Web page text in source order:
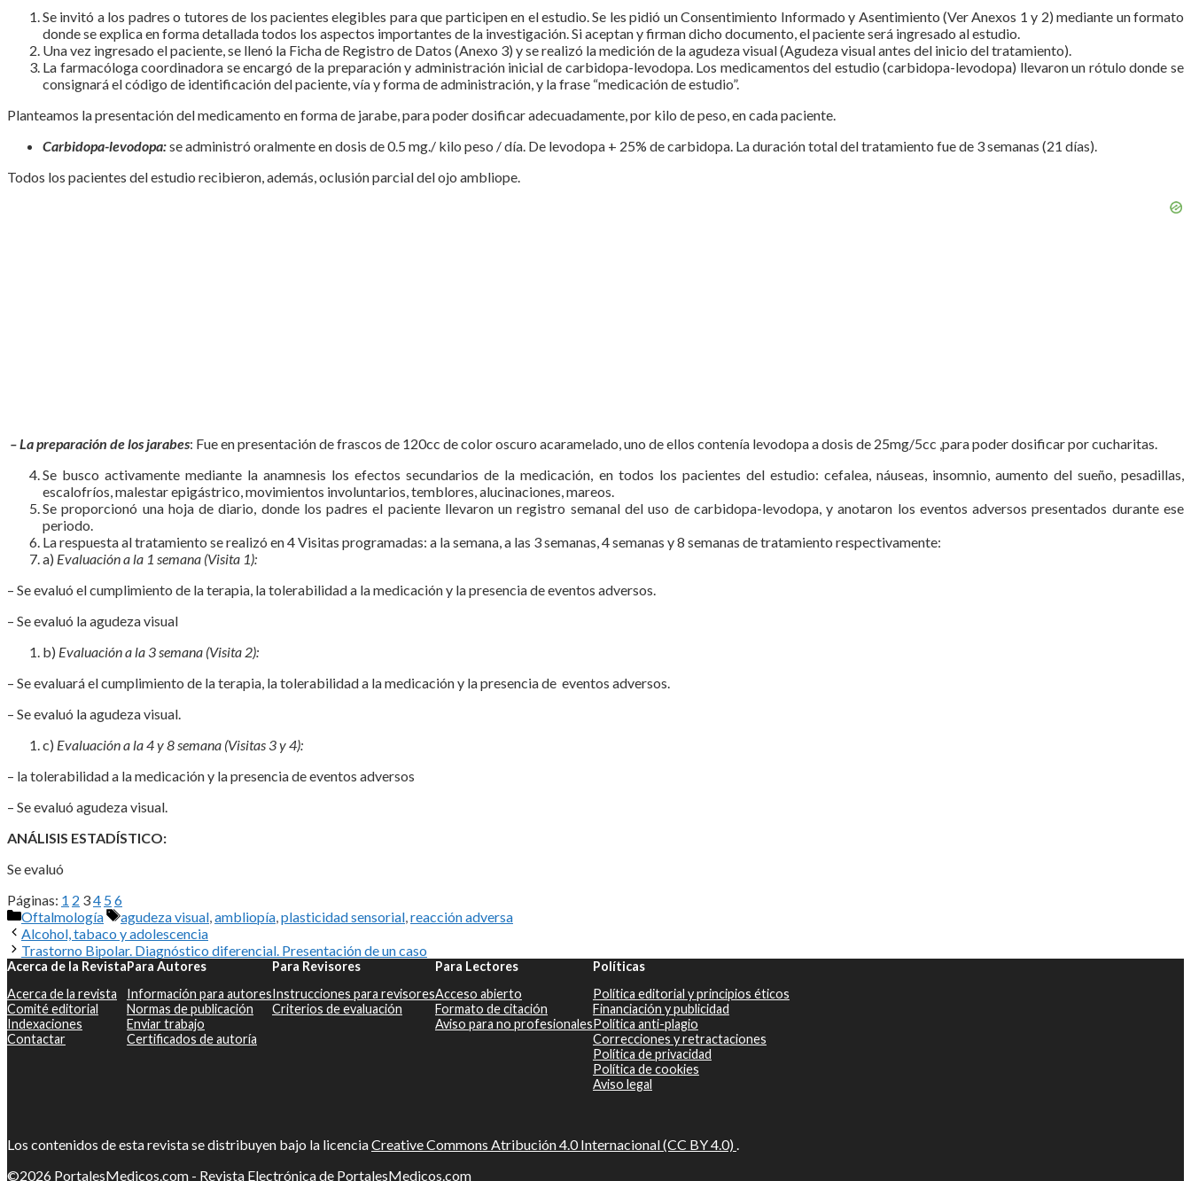
Se invitó a los padres o tutores de los pacientes elegibles para que participen en el estudio. Se les pidió un Consentimiento Informado y Asentimiento (Ver Anexos 1 y 2) mediante un formato
donde se explica en forma detallada todos los aspectos importantes de la investigación. Si aceptan y firman dicho documento, el paciente será ingresado al estudio.
Una vez ingresado el paciente, se llenó la Ficha de Registro de Datos (Anexo 3) y se realizó la medición de la agudeza visual (Agudeza visual antes del inicio del tratamiento).
La farmacóloga coordinadora se encargó de la preparación y administración inicial de carbidopa-levodopa. Los medicamentos del estudio (carbidopa-levodopa) llevaron un rótulo donde se
consignará el código de identificación del paciente, vía y forma de administración, y la frase “medicación de estudio”.
Planteamos la presentación del medicamento en forma de jarabe, para poder dosificar adecuadamente, por kilo de peso, en cada paciente.
Carbidopa-levodopa:se administró oralmente en dosis de 0.5 mg./ kilo peso / día. De levodopa + 25% de carbidopa. La duración total del tratamiento fue de 3 semanas (21 días).
Todos los pacientes del estudio recibieron, además, oclusión parcial del ojo ambliope.
– La preparación de los jarabes: Fue en presentación de frascos de 120cc de color oscuro acaramelado, uno de ellos contenía levodopa a dosis de 25mg/5cc ,para poder dosificar por cucharitas.
Se busco activamente mediante la anamnesis los efectos secundarios de la medicación, en todos los pacientes del estudio: cefalea, náuseas, insomnio, aumento del sueño, pesadillas,
escalofríos, malestar epigástrico, movimientos involuntarios, temblores, alucinaciones, mareos.
Se proporcionó una hoja de diario, donde los padres el paciente llevaron un registro semanal del uso de carbidopa-levodopa, y anotaron los eventos adversos presentados durante ese
periodo.
La respuesta al tratamiento se realizó en 4 Visitas programadas: a la semana, a las 3 semanas, 4 semanas y 8 semanas de tratamiento respectivamente:
a) Evaluación a la 1 semana (Visita 1):
– Se evaluó el cumplimiento de la terapia, la tolerabilidad a la medicación y la presencia de eventos adversos.
– Se evaluó la agudeza visual
b) Evaluación a la 3 semana (Visita 2):
– Se evaluará el cumplimiento de la terapia, la tolerabilidad a la medicación y la presencia de eventos adversos.
– Se evaluó la agudeza visual.
c) Evaluación a la 4 y 8 semana (Visitas 3 y 4):
– la tolerabilidad a la medicación y la presencia de eventos adversos
– Se evaluó agudeza visual.
ANÁLISIS ESTADÍSTICO:
Se evaluó
Páginas: 1 2 34 56
Categorías
Oftalmología Etiquetas
agudeza visual ambliopía plasticidad sensorial reacción adversa
Alcohol, tabaco y adolescencia
Trastorno Bipolar. Diagnóstico diferencial. Presentación de un caso
Acerca de la Revista
Acerca de la revista
Comité editorial
Indexaciones
Contactar
Para Autores
Información para autores
Normas de publicación
Enviar trabajo
Certificados de autoría
Para Revisores
Instrucciones para revisores
Criterios de evaluación
Para Lectores
Acceso abierto
Formato de citación
Aviso para no profesionales
Políticas
Política editorial y principios éticos
Financiación y publicidad
Política anti-plagio
Correcciones y retractaciones
Política de privacidad
Política de cookies
Aviso legal
Los contenidos de esta revista se distribuyen bajo la licenciaCreative Commons Atribución 4.0 Internacional (CC BY 4.0)
©2026 PortalesMedicos.com - Revista Electrónica de PortalesMedicos.com